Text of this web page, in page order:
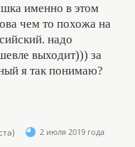
именно в этом
чем то похожа на
надо
выходит))) за
я так понимаю?
2 июля 2019 года